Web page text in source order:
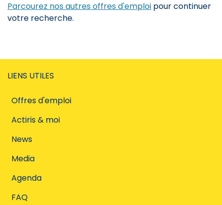
Parcourez nos autres offres d'emploi pour continuer
votre recherche.
LIENS UTILES
Offres d'emploi
Actiris & moi
News
Media
Agenda
FAQ